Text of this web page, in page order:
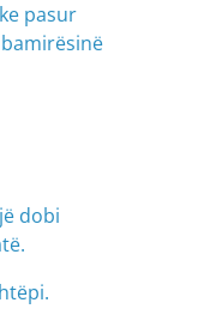
pasur
dobi